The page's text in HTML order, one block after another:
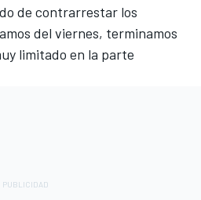
de contrarrestar los
del viernes, terminamos
limitado en la parte